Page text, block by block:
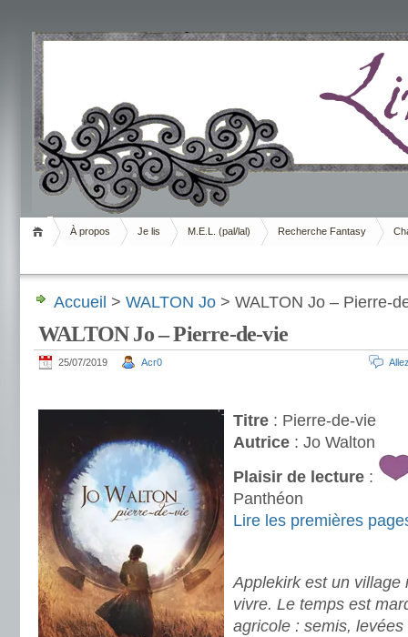
Livrement
À propos Je lis M.E.L. (pal/lal) Recherche Fantasy
Accueil > WALTON Jo > WALTON Jo – Pierre-
WALTON Jo – Pierre-de-vie
25/07/2019 Acr0
Titre : Pierre-de-vie
Autrice : Jo Walton
Plaisir de lecture :
Panthéon
Lire les premières
Applekirk est un village
vivre. Le temps est
agricole : semis,